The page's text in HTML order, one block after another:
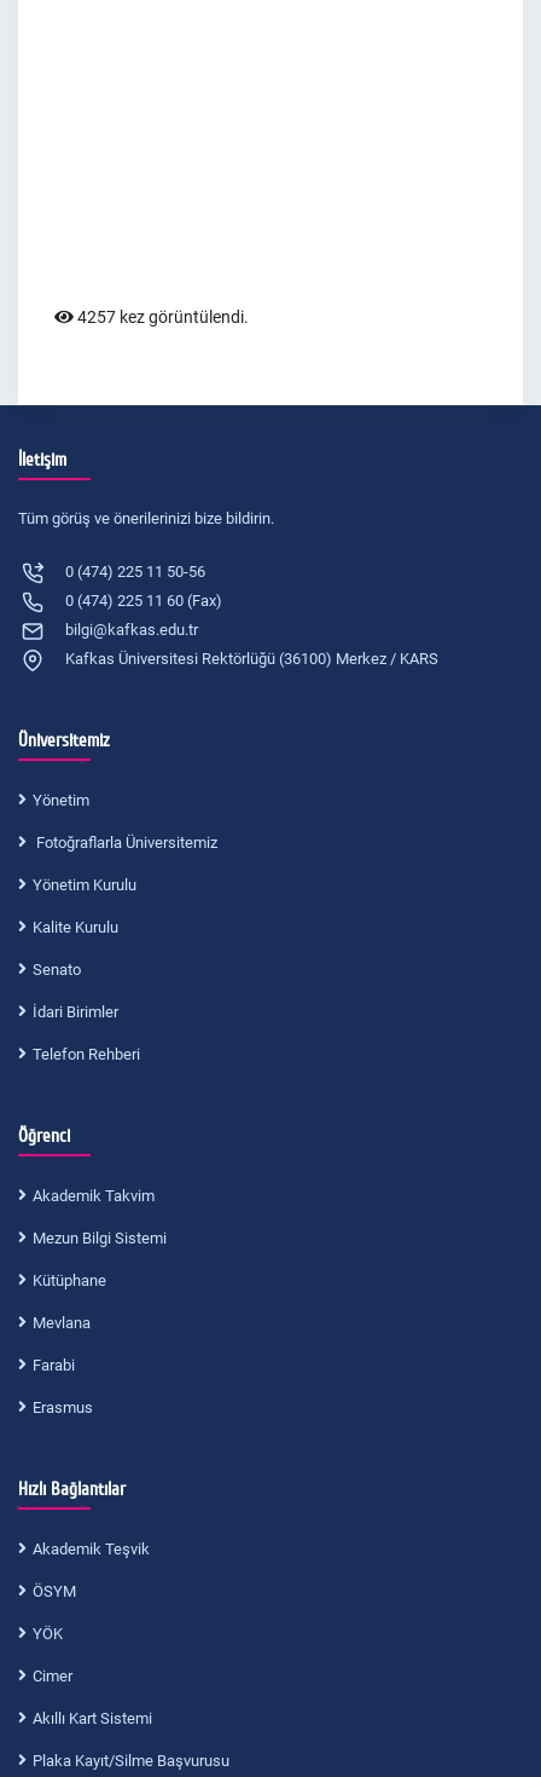
4257 kez görüntülendi.
İletişim
Tüm görüş ve önerilerinizi bize bildirin.
0 (474) 225 11 50-56
0 (474) 225 11 60 (Fax)
bilgi@kafkas.edu.tr
Kafkas Üniversitesi Rektörlüğü (36100) Merkez / KARS
Üniversitemiz
Yönetim
Fotoğraflarla Üniversitemiz
Yönetim Kurulu
Kalite Kurulu
Senato
İdari Birimler
Telefon Rehberi
Öğrenci
Akademik Takvim
Mezun Bilgi Sistemi
Kütüphane
Mevlana
Farabi
Erasmus
Hızlı Bağlantılar
Akademik Teşvik
ÖSYM
YÖK
Cimer
Akıllı Kart Sistemi
Plaka Kayıt/Silme Başvurusu